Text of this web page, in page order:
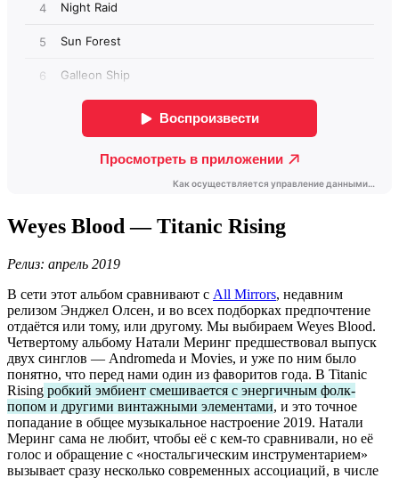
Weyes Blood — Titanic Rising
Релиз: апрель 2019
В сети этот альбом сравнивают с All Mirrors, недавним
релизом Энджел Олсен, и во всех подборках предпочтение
отдаётся или тому, или другому. Мы выбираем Weyes Blood.
Четвертому альбому Натали Меринг предшествовал выпуск
двух синглов — Andromeda и Movies, и уже по ним было
понятно, что перед нами один из фаворитов года. В Titanic
Rising робкий эмбиент смешивается с энергичным фолк-
попом и другими винтажными элементами, и это точное
попадание в общее музыкальное настроение 2019. Натали
Меринг сама не любит, чтобы её с кем-то сравнивали, но её
голос и обращение с «ностальгическим инструментарием»
вызывает сразу несколько современных ассоциаций, в числе